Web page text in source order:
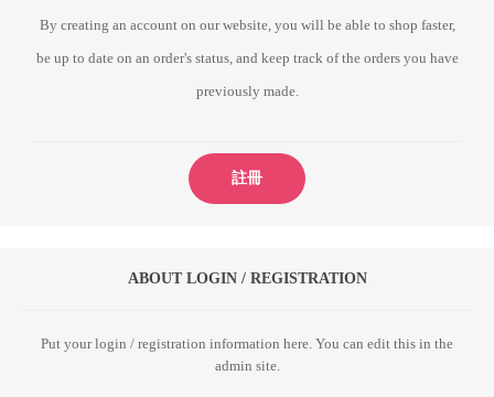
By creating an account on our website, you will be able to shop faster,
be up to date on an order's status, and keep track of the orders you have
previously made.
註冊
ABOUT LOGIN / REGISTRATION
Put your login / registration information here. You can edit this in the
admin site.